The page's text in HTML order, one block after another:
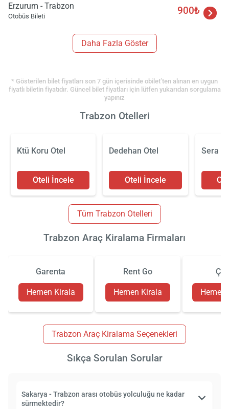
Erzurum - Trabzon
Otobüs Bileti 900₺
Daha Fazla Göster
* Gösterilen bilet fiyatları son 7 gün içerisinde obilet’ten alınan en uygun
fiyatlı biletin fiyatıdır. Güncel bilet fiyatları için lütfen yukarıdan sorgulama
yapınız
Trabzon Otelleri
Ktü Koru Otel
Oteli İncele
Dedehan Otel
Oteli İncele
Sera
Tüm Trabzon Otelleri
Trabzon Araç Kiralama Firmaları
Garenta
Hemen Kirala
Rent Go
Hemen Kirala Hemen
Trabzon Araç Kiralama Seçenekleri
Sıkça Sorulan Sorular
Sakarya - Trabzon arası otobüs yolculuğu ne kadar
sürmektedir?